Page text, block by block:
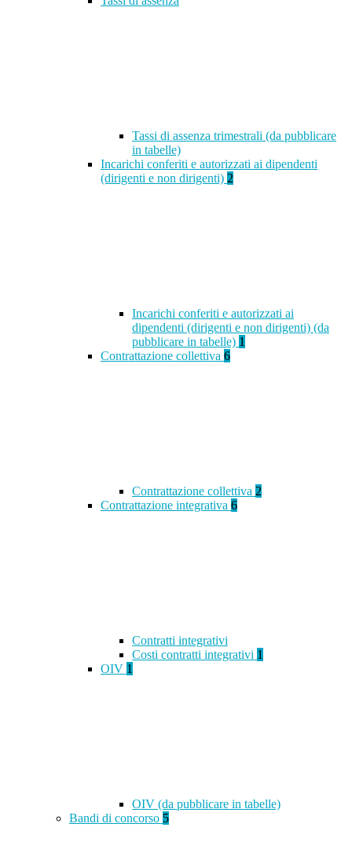
Tassi di assenza trimestrali (da pubblicare
in tabelle)
Incarichi conferiti e autorizzati ai dipendenti
(dirigenti e non dirigenti) 2
Incarichi conferiti e autorizzati ai
dipendenti (dirigenti e non dirigenti) (da
pubblicare in tabelle) 1
Contrattazione collettiva 6
Contrattazione collettiva 2
Contrattazione integrativa 6
Contratti integrativi
Costi contratti integrativi 1
OIV 1
OIV (da pubblicare in tabelle)
Bandi di concorso 5